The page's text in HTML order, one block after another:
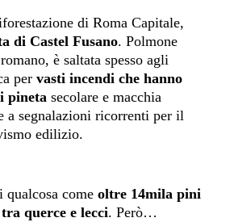
di Roma Capitale,
di Castel Fusano. Polmone
è saltata spesso agli
per vasti incendi che hanno
pineta secolare e macchia
a segnalazioni ricorrenti per il
edilizio.
qualcosa come oltre 14mila pini
querce e lecci. Però…